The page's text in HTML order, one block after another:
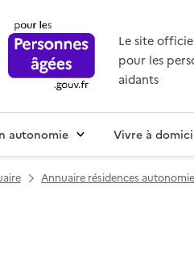
Le site
pour les
aidants
autonomie Vivre à
Annuaire résidences autonomie